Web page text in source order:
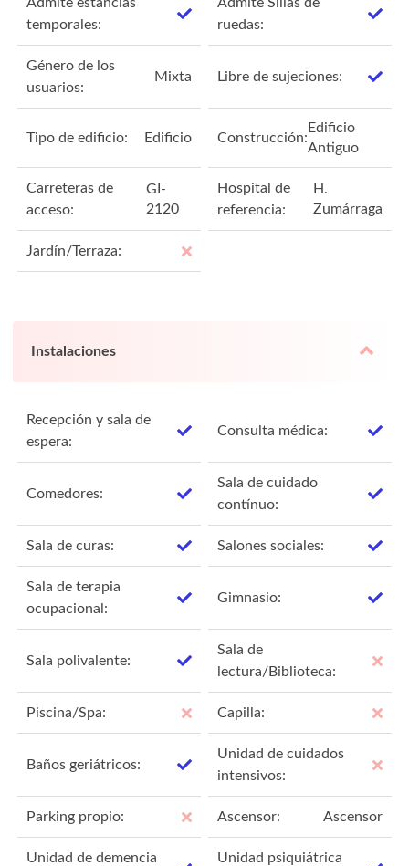
temporales:
ruedas:
Género de los
usuarios:
Mixta Libre de sujeciones:
Tipo de edificio: Edificio Construcción:
Edificio
Antiguo
Carreteras de
acceso:
GI-
2120
Hospital de
referencia:
H.
Zumárraga
Jardín/Terraza:
Instalaciones
Recepción y sala de
espera:
Consulta médica:
Comedores:
Sala de cuidado
contínuo:
Sala de curas: Salones sociales:
Sala de terapia
ocupacional:
Gimnasio:
Sala polivalente:
Sala de
lectura/Biblioteca:
Piscina/Spa: Capilla:
Baños geriátricos:
Unidad de cuidados
intensivos:
Parking propio: Ascensor: Ascensor
Unidad de demencia
Unidad psiquiátrica